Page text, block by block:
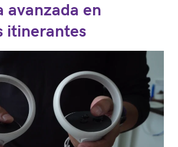
avanzada en
itinerantes